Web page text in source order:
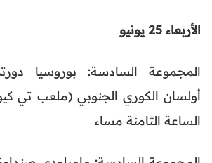
الأربعاء 25 يونيو
المجموعة السادسة: بوروسيا
أولسان الكوري الجنوبي (ملعب تي
الساعة الثامنة مساء